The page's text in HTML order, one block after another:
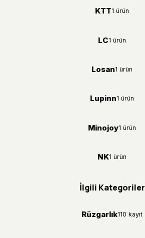
KTT1 ürün
LC1 ürün
Losan1 ürün
Lupinn1 ürün
Minojoy1 ürün
NK1 ürün
İlgili Kategoriler
Rüzgarlık110 kayıt